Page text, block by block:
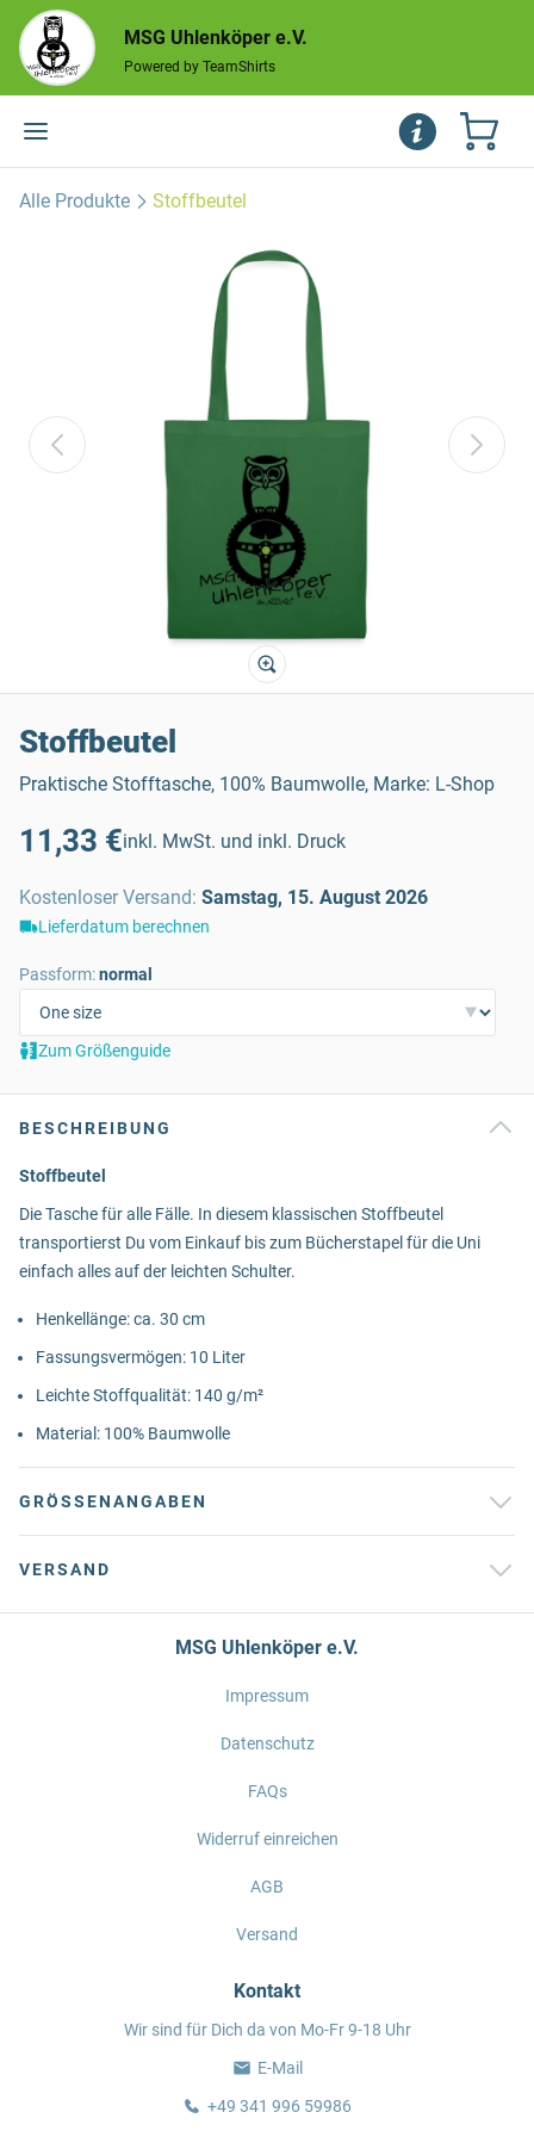
MSG Uhlenköper e.V.
Powered by TeamShirts
Alle Produkte Stoffbeutel
Stoffbeutel
Praktische Stofftasche, 100% Baumwolle, Marke: L-Shop
11,33 €inkl. MwSt. und inkl. Druck
Kostenloser Versand: Samstag, 15. August 2026
Lieferdatum berechnen
Passform:normal
Zum Größenguide
BESCHREIBUNG
Stoffbeutel
Die Tasche für alle Fälle. In diesem klassischen Stoffbeutel
transportierst Du vom Einkauf bis zum Bücherstapel für die Uni
einfach alles auf der leichten Schulter.
Henkellänge: ca. 30 cm
Fassungsvermögen: 10 Liter
Leichte Stoffqualität: 140 g/m²
Material: 100% Baumwolle
GRÖSSENANGABEN
VERSAND
MSG Uhlenköper e.V.
Impressum
Datenschutz
FAQs
Widerruf einreichen
AGB
Versand
Kontakt
Wir sind für Dich da von Mo-Fr 9-18 Uhr
E-Mail
+49 341 996 59986